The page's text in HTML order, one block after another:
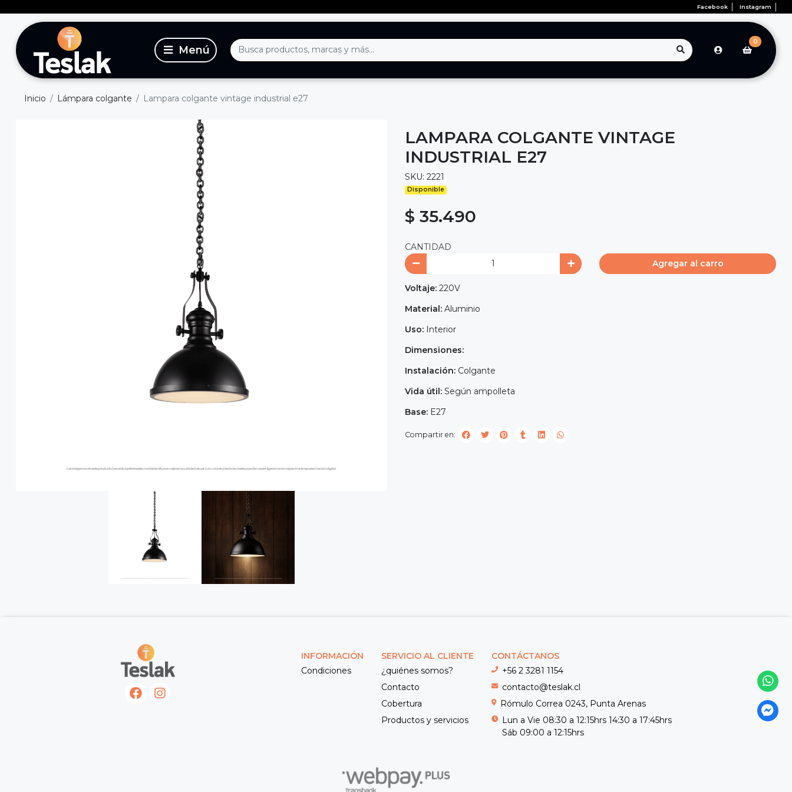
Facebook Instagram
0
Inicio Lámpara colgante Lampara colgante vintage industrial e27
LAMPARA COLGANTE VINTAGE
INDUSTRIAL E27
SKU: 2221
Disponible
$ 35.490
CANTIDAD
Agregar al carro
Voltaje: 220V
Material: Aluminio
Uso: Interior
Dimensiones:
Instalación: Colgante
Vida útil: Según ampolleta
Base: E27
Compartir en:
INFORMACIÓN
Condiciones
SERVICIO AL CLIENTE
¿quiénes somos?
Contacto
Cobertura
Productos y servicios
CONTÁCTANOS
+56 2 3281 1154
contacto@teslak.cl
Rómulo Correa 0243, Punta Arenas
Lun a Vie 08:30 a 12:15hrs 14:30 a 17:45hrs
Sáb 09:00 a 12:15hrs